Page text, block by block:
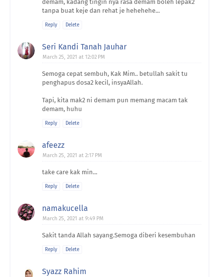
demam, kadang tingin nya rasa demam boleh lepak2
tanpa buat keje dan rehat je hehehehe...
Reply Delete
Seri Kandi Tanah Jauhar
March 25, 2021 at 12:02 PM
Semoga cepat sembuh, Kak Mim.. betullah sakit tu
penghapus dosa2 kecil, insyaAllah.
Tapi, kita mak2 ni demam pun memang macam tak
demam, huhu
Reply Delete
afeezz
March 25, 2021 at 2:17 PM
take care kak min...
Reply Delete
namakucella
March 25, 2021 at 9:49 PM
Sakit tanda Allah sayang.Semoga diberi kesembuhan
Reply Delete
Syazz Rahim